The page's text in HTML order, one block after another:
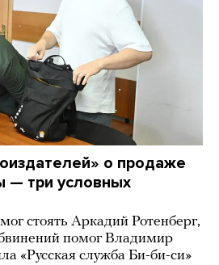
о продаже
— три условных
стоять Аркадий Ротенберг,
помог Владимир
«Русская служба Би-би-си»